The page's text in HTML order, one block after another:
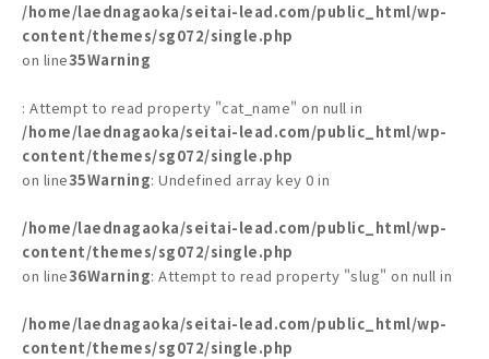
/home/laednagaoka/seitai-lead.com/public_html/wp-
content/themes/sg072/single.php
on line35Warning
: Attempt to read property "cat_name" on null in
/home/laednagaoka/seitai-lead.com/public_html/wp-
content/themes/sg072/single.php
on line35Warning: Undefined array key 0 in
/home/laednagaoka/seitai-lead.com/public_html/wp-
content/themes/sg072/single.php
on line36Warning: Attempt to read property "slug" on null in
/home/laednagaoka/seitai-lead.com/public_html/wp-
content/themes/sg072/single.php